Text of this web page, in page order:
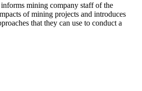
mining company staff of the
of mining projects and introduces
that they can use to conduct a